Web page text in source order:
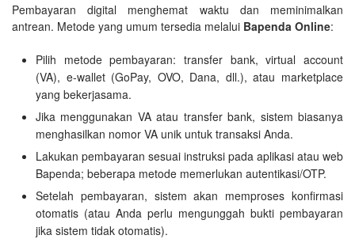
Pembayaran digital menghemat waktu dan meminimalkan
antrean. Metode yang umum tersedia melalui Bapenda Online:
Pilih metode pembayaran: transfer bank, virtual account
(VA), e-wallet (GoPay, OVO, Dana, dll.), atau marketplace
yang bekerjasama.
Jika menggunakan VA atau transfer bank, sistem biasanya
menghasilkan nomor VA unik untuk transaksi Anda.
Lakukan pembayaran sesuai instruksi pada aplikasi atau web
Bapenda; beberapa metode memerlukan autentikasi/OTP.
Setelah pembayaran, sistem akan memproses konfirmasi
otomatis (atau Anda perlu mengunggah bukti pembayaran
jika sistem tidak otomatis).